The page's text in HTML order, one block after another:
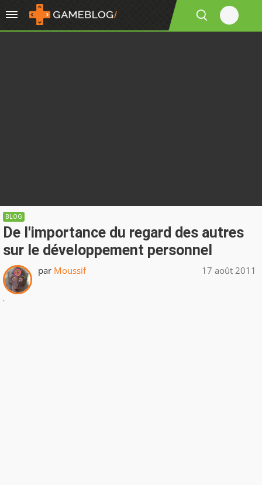
BLOG
De l'importance du regard des autres
sur le développement personnel
par Moussif 17 août 2011
.